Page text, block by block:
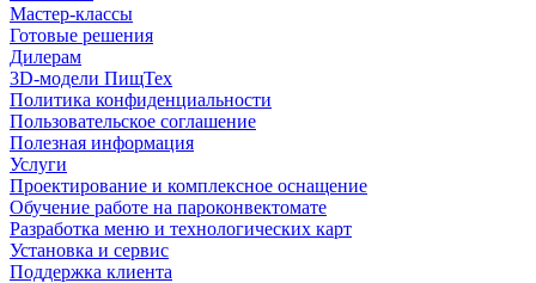
Мастер-классы
Готовые решения
Дилерам
3D-модели ПищТех
Политика конфиденциальности
Пользовательское соглашение
Полезная информация
Услуги
Проектирование и комплексное оснащение
Обучение работе на пароконвектомате
Разработка меню и технологических карт
Установка и сервис
Поддержка клиента